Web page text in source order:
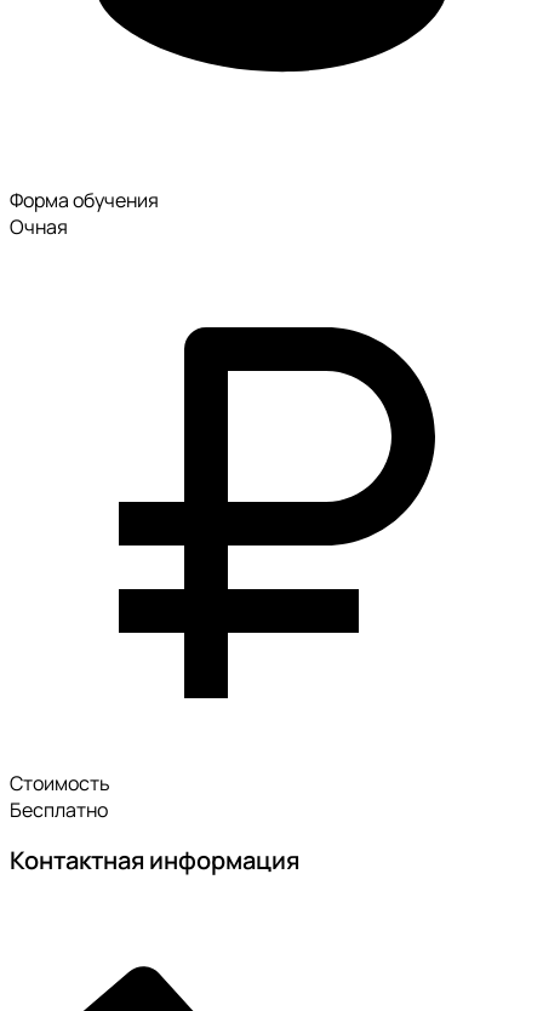
Форма обучения
Очная
Стоимость
Бесплатно
Контактная информация